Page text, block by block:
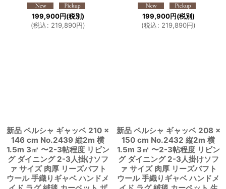
199,900円(税別)
(税込: 219,890円)
199,900円(税別)
(税込: 219,890円)
新品 ペルシャ ギャッベ 210 ×
146 cm No.2439 縦2m 横
1.5m 3㎡ 〜2-3帖程度 リビン
グ ダイニング 2-3人掛けソフ
ァ サイズ 肉厚 リーズバフト
ウール 手織りギャベ ハンドメ
新品 ペルシャ ギャッベ 208 ×
150 cm No.2432 縦2m 横
1.5m 3㎡ 〜2-3帖程度 リビン
グ ダイニング 2-3人掛けソフ
ァ サイズ 肉厚 リーズバフト
ウール 手織りギャベ ハンドメ